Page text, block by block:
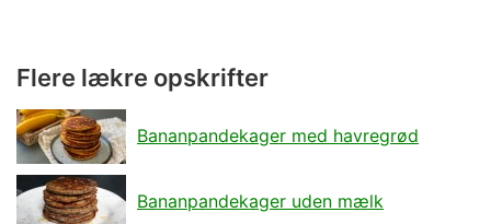
Flere lækre opskrifter
Bananpandekager med havregrød
Bananpandekager uden mælk